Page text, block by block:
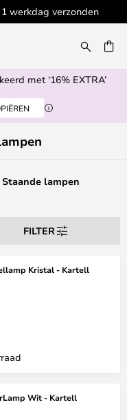
100+ designermerken
met ‘16% EXTRA’
lampen
FILTER
Kristal - Kartell
Wit - Kartell